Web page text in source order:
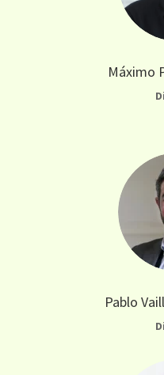
Máximo
Pablo